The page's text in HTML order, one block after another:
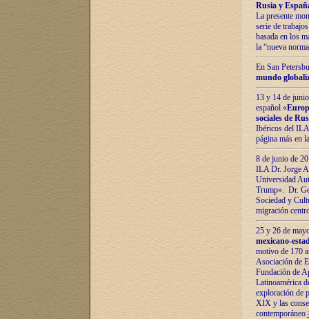
Rusia y
La presente
serie de
basada en los
la “nueva
En San
mundo
13 y 14 de
español «
sociales de
Ibéricos del ILA
página más en
8 de junio de
ILA Dr. Jorge
Universidad
Trump». Dr.
Sociedad y
migración
25 y 26 de
mexicano-
motivo de 170
Asociación de
Fundación de
Latinoamérica
exploración de
XIX y las
contemporáneo